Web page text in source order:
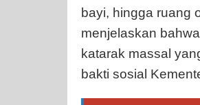
bayi, hingga ruang
menjelaskan
katarak massal
bakti sosial